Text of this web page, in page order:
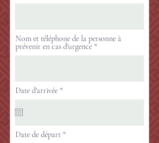
Nom et téléphone de la personne à
prévenir en cas d'urgence
Date d'arrivée *r
r
e
Date de départ *r